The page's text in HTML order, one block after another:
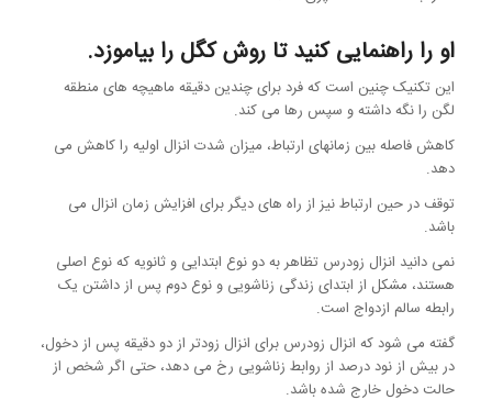
او را راهنمایی کنید تا روش کگل را بیاموزد.
این تکنیک چنین است که فرد برای چندین دقیقه ماهیچه های منطقه
لگن را نگه داشته و سپس رها می کند.
کاهش فاصله بین زمانهای ارتباط، میزان شدت انزال اولیه را کاهش می
دهد.
توقف در حین ارتباط نیز از راه های دیگر برای افزایش زمان انزال می
باشد.
نمی دانید انزال زودرس تظاهر به دو نوع ابتدایی و ثانویه که نوع اصلی
هستند، مشکل از ابتدای زندگی زناشویی و نوع دوم پس از داشتن یک
رابطه سالم ازدواج است.
گفته می شود که انزال زودرس برای انزال زودتر از دو دقیقه پس از دخول،
در بیش از نود درصد از روابط زناشویی رخ می دهد، حتی اگر شخص از
حالت دخول خارج شده باشد.